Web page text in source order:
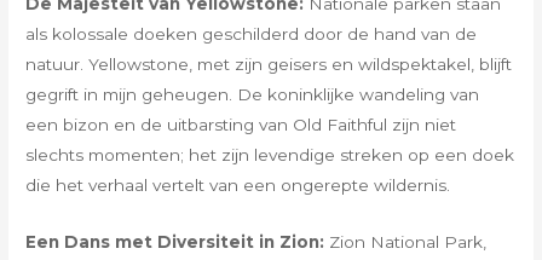
als kolossale doeken geschilderd door de hand van de
natuur. Yellowstone, met zijn geisers en wildspektakel, blijft
gegrift in mijn geheugen. De koninklijke wandeling van
een bizon en de uitbarsting van Old Faithful zijn niet
slechts momenten; het zijn levendige streken op een doek
die het verhaal vertelt van een ongerepte wildernis.
Een Dans met Diversiteit in Zion: Zion National Park,